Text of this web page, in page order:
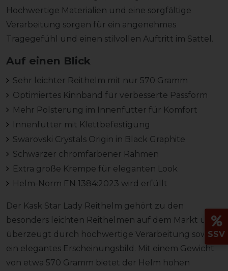
Hochwertige Materialien und eine sorgfältige
Verarbeitung sorgen für ein angenehmes
Tragegefühl und einen stilvollen Auftritt im Sattel.
Auf einen Blick
Sehr leichter Reithelm mit nur 570 Gramm
Optimiertes Kinnband für verbesserte Passform
Mehr Polsterung im Innenfutter für Komfort
Innenfutter mit Klettbefestigung
Swarovski Crystals Origin in Black Graphite
Schwarzer chromfarbener Rahmen
Extra große Krempe für eleganten Look
Helm-Norm EN 1384:2023 wird erfüllt
Der Kask Star Lady Reithelm gehört zu den
besonders leichten Reithelmen auf dem Markt und
überzeugt durch hochwertige Verarbeitung sowie
ein elegantes Erscheinungsbild. Mit einem Gewicht
von etwa 570 Gramm bietet der Helm hohen
SSV